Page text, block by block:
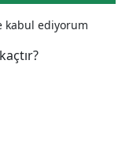
kabul ediyorum